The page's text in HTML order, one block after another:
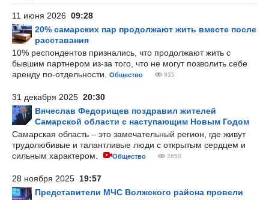
11 июня 2026 09:28
20% самарских пар продолжают жить вместе после
расставания
10% респондентов признались, что продолжают жить с
бывшим партнером из-за того, что не могут позволить себе
аренду по-отдельности.
Общество 835
31 декабря 2025 20:30
Вячеслав Федорищев поздравил жителей
Самарской области с наступающим Новым Годом
Самарская область – это замечательный регион, где живут
трудолюбивые и талантливые люди с открытым сердцем и
сильным характером.
Общество 2650
28 ноября 2025 19:57
Представители МЧС Волжского района провели